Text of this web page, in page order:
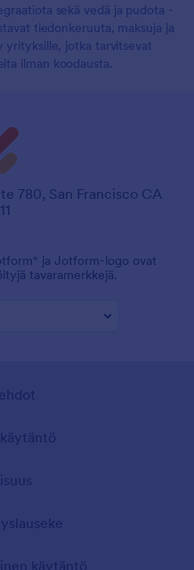
sekä vedä ja pudota -
tiedonkeruuta, maksuja ja
jotka tarvitsevat
ilman koodausta.
780, San Francisco CA
ja Jotform-logo ovat
tavaramerkkejä.
käytäntö